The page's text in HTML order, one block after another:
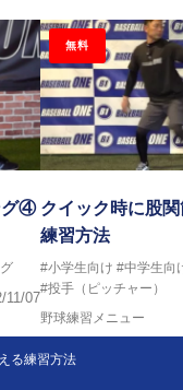
グ④
11/07
無料
クイック時に股
練習方法
#小学生向け #中学生向
#投手（ピッチャー）
野球練習メニュー
る練習方法